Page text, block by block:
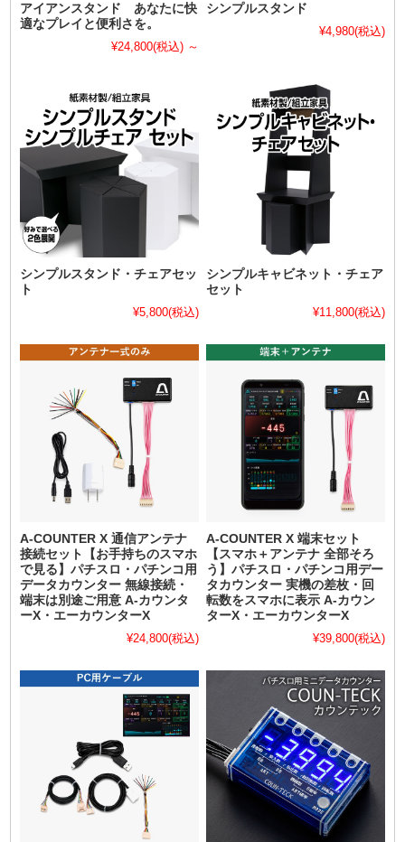
アイアンスタンド あなたに快
適なプレイと便利さを。
¥24,800(税込) ～
シンプルスタンド
¥4,980(税込)
シンプルスタンド・チェアセッ
ト
¥5,800(税込)
シンプルキャビネット・チェア
セット
¥11,800(税込)
A-COUNTER X 通信アンテナ
接続セット【お手持ちのスマホ
で見る】パチスロ・パチンコ用
データカウンター 無線接続・
端末は別途ご用意 A-カウンタ
ーX・エーカウンターX
¥24,800(税込)
A-COUNTER X 端末セット
【スマホ＋アンテナ 全部そろ
う】パチスロ・パチンコ用デー
タカウンター 実機の差枚・回
転数をスマホに表示 A-カウン
ターX・エーカウンターX
¥39,800(税込)